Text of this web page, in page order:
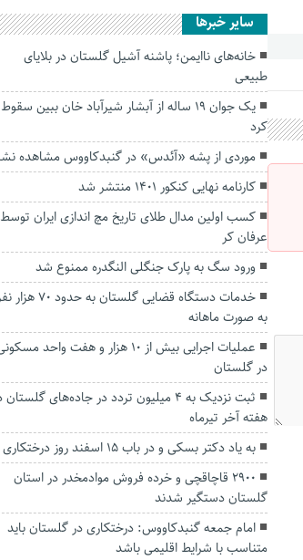
سایر خبرها
خانه‌های ناایمن؛ پاشنه آشیل گلستان در بلایای
طبیعی
یک جوان ۱۹ ساله از آبشار شیرآباد خان ببین سقوط
کرد
موردی از پشه «آئدس» در گنبدکاووس مشاهده
کارنامه نهایی کنکور ۱۴۰۱ منتشر شد
کسب اولین مدال طلاى تاریخ مچ اندازی ایران توسط
عرفان کر
ورود سگ به پارک جنگلی النگدره ممنوع شد
خدمات دستگاه قضایی گلستان به حدود ۷۰
به صورت ماهانه
عملیات اجرایی بیش از ۱۰ هزار و هفت واحد
در گلستان
ثبت نزدیک به ۴ میلیون تردد در جاده‌های
هفته آخر تیرماه
به یاد دکتر بسکی و در باب ۱۵ اسفند روز درختکاری
۲۹۰۰ قاچاقچی و خرده فروش موادمخدر در استان
گلستان دستگیر شدند
امام جمعه گنبدکاووس: درختکاری‌ در گلستان باید
متناسب با شرایط اقلیمی باشد